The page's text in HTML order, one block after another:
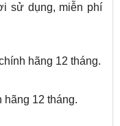
sử dụng, miễn phí
hãng 12 tháng.
hãng 12 tháng.